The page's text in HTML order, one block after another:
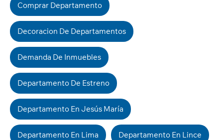
Comprar Departamento
Decoracion De Departamentos
Demanda De Inmuebles
Departamento De Estreno
Departamento En Jesús María
Departamento En Lima Departamento En Lince